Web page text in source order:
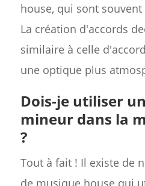
house, qui sont
La création d'accords
similaire à celle
une optique plus
Dois-je utiliser
mineur dans la
?
Tout à fait ! Il existe de
de musique house qui